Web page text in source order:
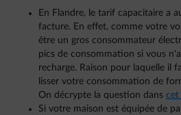
En Flandre, le tarif capacitaire a
facture. En effet, comme votre
être un gros consommateur
pics de consommation si vous
recharge. Raison pour laquelle il
lisser votre consommation de
On décrypte la question dans cet
Si votre maison est équipée de